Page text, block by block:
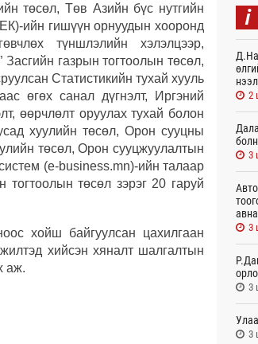
төсөл, Төв Азийн бүс нутгийн
ийн гишүүн орнуудын хооронд
түншлэлийн хэлэлцээр,
газрын тогтоолын төсөл,
Статистикийн тухай хууль
өгөх санал дүгнэлт, Иргэний
өөрчлөлт оруулах тухай болон
хуулийн төсөл, Орон сууцны
төсөл, Орон сууцжуулалтын
(e-business.mn)-ийн талаар
тогтоолын төсөл зэрэг 20 гаруй
хойш байгуулсан цахилгаан
хийсэн хяналт шалгалтын
аж.
i
2
3
авна
3
3
3